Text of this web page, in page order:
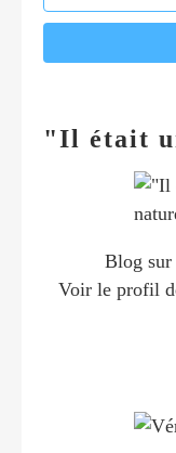
"Il était
Blog sur
Voir le profil